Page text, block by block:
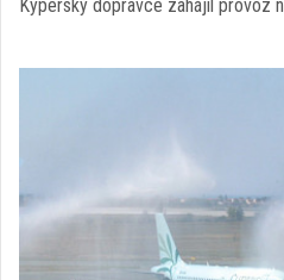
Kyperský dopravce zahájil provoz